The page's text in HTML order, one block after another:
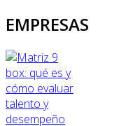
EMPRESAS